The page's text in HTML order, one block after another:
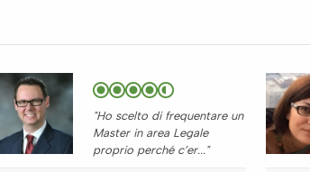
"Ho scelto di frequentare un
Master in area Legale
proprio perché c’er..."